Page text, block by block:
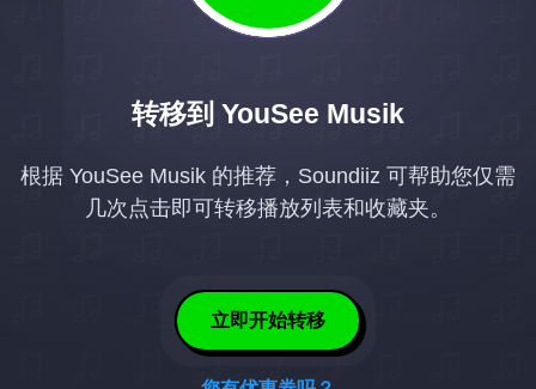
转移到 YouSee Musik
根据 YouSee Musik 的推荐，Soundiiz 可帮助您仅需
几次点击即可转移播放列表和收藏夹。
立即开始转移